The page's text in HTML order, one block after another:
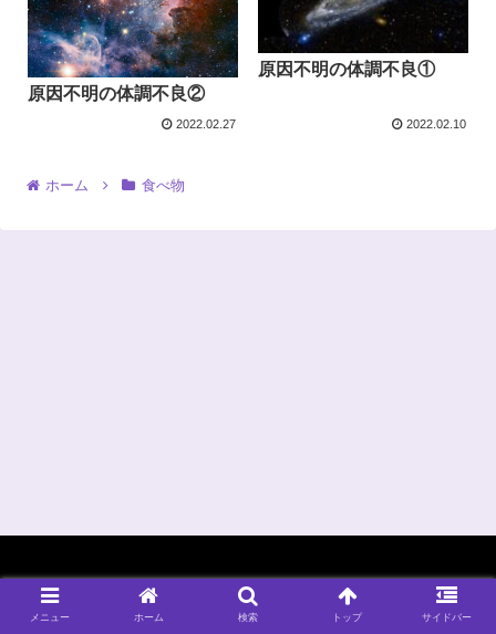
原因不明の体調不良②
2022.02.27
原因不明の体調不良①
2022.02.10
ホーム 食べ物
© 2022 ｎｓｅの独り言.
メニュー ホーム 検索 トップ サイドバー